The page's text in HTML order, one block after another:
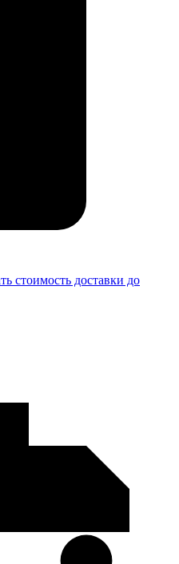
стоимость доставки до